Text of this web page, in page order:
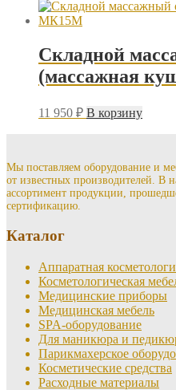
Складной
(массажная
11 950 ₽ В корзину
Мы поставляем оборудование и
от известных производителей. В
ассортимент продукции,
сертификацию.
Каталог
Аппаратная
Косметологическая
Медицинские приборы
Медицинская мебель
SPA-оборудование
Для маникюра и
Парикмахерское
Косметические средства
Расходные материалы